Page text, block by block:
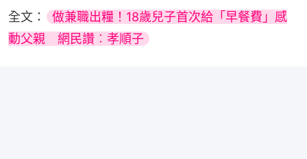
全文：
做兼職出糧！18歲兒子首次給「早餐費」感
動父親　網民讚︰孝順子